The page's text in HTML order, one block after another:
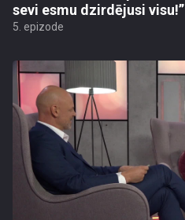
sevi esmu dzirdējusi visu!”
5. epizode